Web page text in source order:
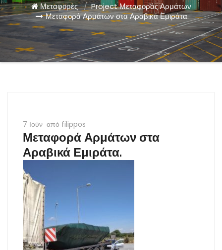
Μεταφορές/Project Μεταφοράς Αρμάτων
Μεταφορά Αρμάτων στα Αραβικά Εμιράτα.
7 Ιούν από filippos
Μεταφορά Αρμάτων στα
Αραβικά Εμιράτα.